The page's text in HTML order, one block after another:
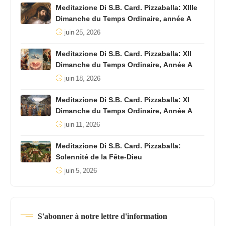
Meditazione Di S.B. Card. Pizzaballa: XIIIe
Dimanche du Temps Ordinaire, année A
juin 25, 2026
Meditazione Di S.B. Card. Pizzaballa: XII
Dimanche du Temps Ordinaire, Année A
juin 18, 2026
Meditazione Di S.B. Card. Pizzaballa: XI
Dimanche du Temps Ordinaire, Année A
juin 11, 2026
Meditazione Di S.B. Card. Pizzaballa:
Solennité de la Fête-Dieu
juin 5, 2026
S'abonner à notre lettre d'information